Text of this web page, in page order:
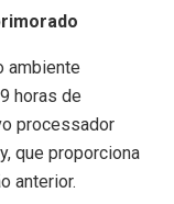
ambiente
horas de
processador
que proporciona
anterior.